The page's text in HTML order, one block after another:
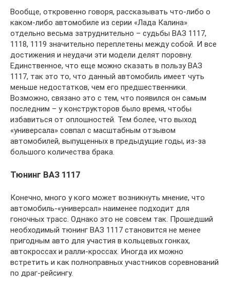
Вообще, откровенно говоря, рассказывать что-либо о
каком-либо автомобиле из серии «Лада Калина»
отдельно весьма затруднительно – судьбы ВАЗ 1117,
1118, 1119 значительно переплетены между собой. И все
достижения и неудачи эти модели делят поровну.
Единственное, что еще можно сказать в пользу ВАЗ
1117, так это то, что данный автомобиль имеет чуть
меньше недостатков, чем его предшественники.
Возможно, связано это с тем, что появился он самым
последним – у конструкторов было время, чтобы
избавиться от оплошностей. Тем более, что выход
«универсала» совпал с масштабным отзывом
автомобилей, выпущенных в предыдущие годы, из-за
большого количества брака.
Тюнинг ВАЗ 1117
Конечно, много у кого может возникнуть мнение, что
автомобиль-«универсал» наименее подходит для
гоночных трасс. Однако это не совсем так. Прошедший
необходимый тюнинг ВАЗ 1117 становится не менее
пригодным авто для участия в кольцевых гонках,
автокроссах и ралли-кроссах. Иногда их можно
встретить и как полноправных участников соревнований
по драг-рейсингу.